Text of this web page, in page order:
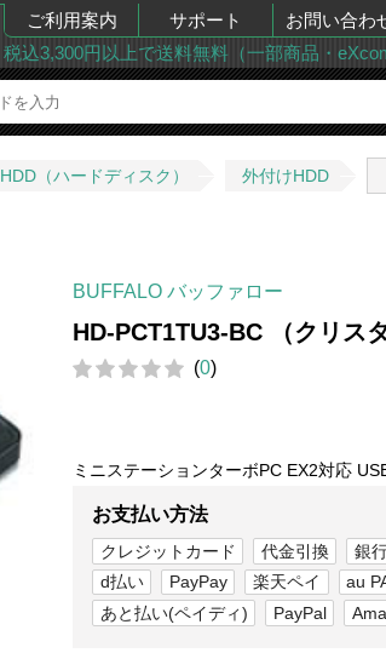
ご利用案内 サポート お問い合わ
税込3,300円以上で送料無料（一部商品・
HDD（ハードディスク） 外付けHDD
BUFFALO バッファロー
HD-PCT1TU3-BC （クリス
(0)
ミニステーションターボPC EX2対応
お支払い方法
クレジットカード 代金引換 銀
d払い
PayPay 楽天ペイ au
あと払い(ペイディ)
PayPal